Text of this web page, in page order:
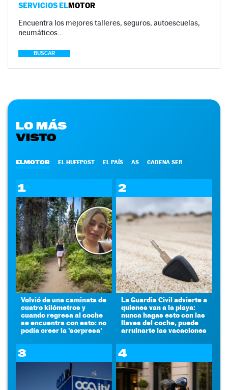
SERVICIOS ELMOTOR
Encuentra los mejores talleres, seguros, autoescuelas,
neumáticos…
BUSCAR
LO MÁS
VISTO
ELMOTOR EL HUFFPOST EL PAÍS AS CADENA SER
1
Volvió de una caminata de
cuatro kilómetros y
cuando regresa al coche
se encuentra con esto: no
podía creer la 'sorpresa'
2
La Guardia Civil advierte a
quienes van a la playa:
nunca hagas esto con las
llaves del coche, puede
arruinarte las vacaciones
3 4